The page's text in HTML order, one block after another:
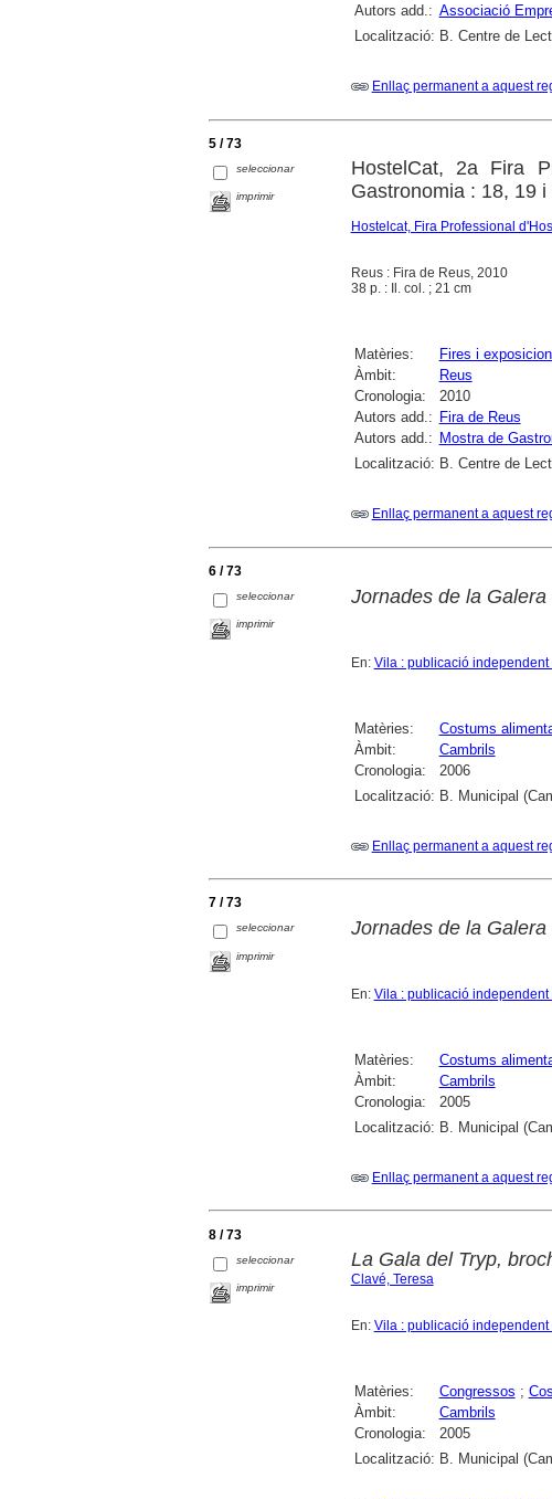
Autors add.: Associació
Localització: B. Centre de
Enllaç permanent a aquest
5 / 73
seleccionar
imprimir
HostelCat, 2a Fira
Gastronomia : 18, 19
Hostelcat, Fira Professional
Reus : Fira de Reus, 2010
38 p. : Il. col. ; 21 cm
Matèries: Fires i
Àmbit:
Reus
Cronologia:
2010
Autors add.: Fira de Reus
Autors add.: Mostra de
Localització: B. Centre de
Enllaç permanent a aquest
6 / 73
seleccionar
imprimir
Jornades de la
En: Vila : publicació
Matèries: Costums
Àmbit:
Cambrils
Cronologia:
2006
Localització: B. Municipal
Enllaç permanent a aquest
7 / 73
seleccionar
imprimir
Jornades de la
En: Vila : publicació
Matèries: Costums
Àmbit:
Cambrils
Cronologia:
2005
Localització: B. Municipal
Enllaç permanent a aquest
8 / 73
seleccionar
imprimir
La Gala del Tryp,
Clavé, Teresa
En: Vila : publicació
Matèries: Congressos ;
Àmbit:
Cambrils
Cronologia:
2005
Localització: B. Municipal